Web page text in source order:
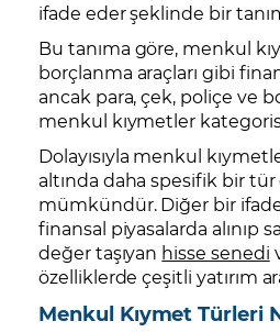
ifade eder şeklinde bir
Bu tanıma göre, menkul
borçlanma araçları gibi
ancak para, çek, poliçe ve
menkul kıymetler
Dolayısıyla menkul
altında daha spesifik bir
mümkündür. Diğer bir
finansal piyasalarda alınıp
değer taşıyan hisse senedi
özelliklerde çeşitli yatırım
Menkul Kıymet Türleri